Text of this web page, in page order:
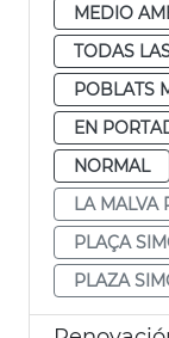
MEDIO
TODAS
POBLATS
EN
NORMAL
LA MALVA
PLAÇA
PLAZA